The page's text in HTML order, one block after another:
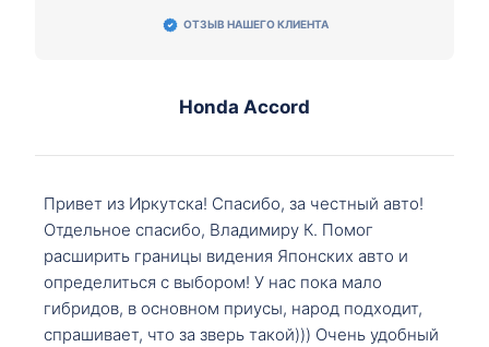
ОТЗЫВ НАШЕГО КЛИЕНТА
Honda Accord
Привет из Иркутска! Спасибо, за честный авто!
Отдельное спасибо, Владимиру К. Помог
расширить границы видения Японских авто и
определиться с выбором! У нас пока мало
гибридов, в основном приусы, народ подходит,
спрашивает, что за зверь такой))) Очень удобный